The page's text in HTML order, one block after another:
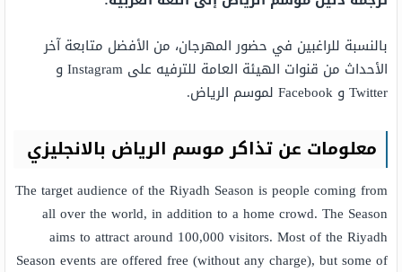
بالنسبة للراغبين في حضور المهرجان، من الأفضل متابعة آخر
الأحداث من قنوات الهيئة العامة للترفيه على Instagram و
Twitter و Facebook لموسم الرياض.
معلومات عن تذاكر موسم الرياض بالانجليزي
The target audience of the Riyadh Season is people coming from
all over the world, in addition to a home crowd. The Season
aims to attract around 100,000 visitors. Most of the Riyadh
Season events are offered free (without any charge), but some of